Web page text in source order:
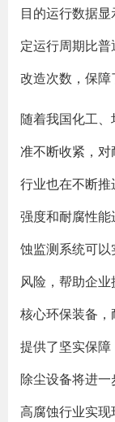
目的运行数据
定运行周期比
改造次数，保障
随着我国化工
准不断收紧，对
行业也在不断
强度和耐腐性
蚀监测系统可
风险，帮助企
核心环保装备
提供了坚实保
除尘设备将进
高腐蚀行业实